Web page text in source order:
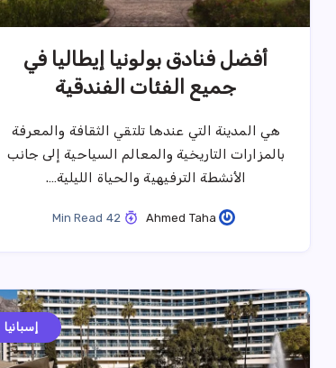
أفضل فنادق بولونيا إيطاليا في
جميع الفئات الفندقية
هي المدينة التي عندها تلتقي الثقافة والمعرفة
بالمزارات التاريخية والمعالم السياحية إلى جانب
الأنشطة الترفيهية والحياة الليلية….
Ahmed Taha
42 Min Read
إسبانيا